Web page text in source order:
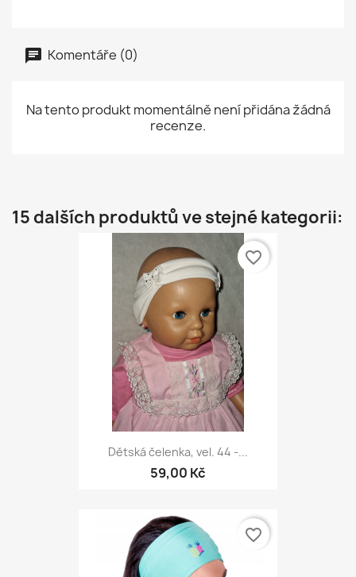
Komentáře (0)
Na tento produkt momentálně není přidána žádná
recenze.
15 dalších produktů ve stejné kategorii:
Dětská čelenka, vel. 44 -...
59,00 Kč
favorite_border
favorite_border